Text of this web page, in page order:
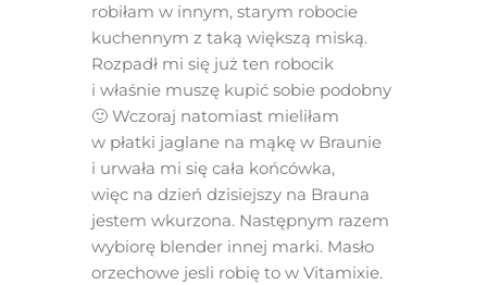
robiłam w innym, starym robocie
kuchennym z taką większą miską.
Rozpadł mi się już ten robocik
i właśnie muszę kupić sobie podobny
🙂 Wczoraj natomiast mieliłam
w płatki jaglane na mąkę w Braunie
i urwała mi się cała końcówka,
więc na dzień dzisiejszy na Brauna
jestem wkurzona. Następnym razem
wybiorę blender innej marki. Masło
orzechowe jesli robię to w Vitamixie.